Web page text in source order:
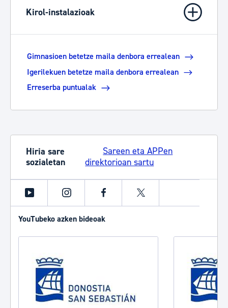
Kirol-instalazioak
Gimnasioen betetze maila denbora errealean
Igerilekuen betetze maila denbora errealean
Erreserba puntualak
Hiria sare
sozialetan
Sareen eta APPen
direktorioan sartu
YouTube Instagram FacebookX
YouTubeko azken bideoak